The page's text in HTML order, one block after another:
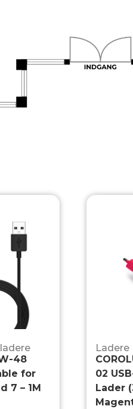
48
for
7 – 1M
Ladere
02
Lader